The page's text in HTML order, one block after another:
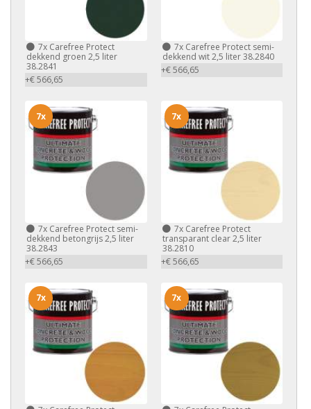
7x Carefree Protect
dekkend groen 2,5 liter
38.2841
+€ 566,65
7xCarefree Protect semi-
dekkend wit 2,5 liter 38.2840
+€ 566,65
7x Carefree Protect semi-
dekkend betongrijs 2,5 liter
38.2843
+€ 566,65
7x
7xCarefree Protect
transparant clear 2,5 liter
38.2810
+€ 566,65
7x
7x 7x